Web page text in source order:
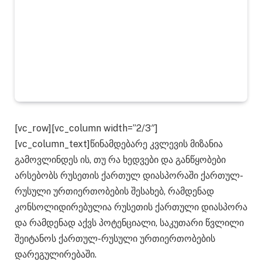
[vc_row][vc_column width=”2/3″]
[vc_column_text]წინამდებარე კვლევის მიზანია
გამოვლინდეს ის, თუ რა ხედვები და განწყობები
არსებობს რუსეთის ქართულ დიასპორაში ქართულ-
რუსული ურთიერთობების შესახებ, რამდენად
კონსოლიდირებულია რუსეთის ქართული დიასპორა
და რამდენად აქვს პოტენციალი, საკუთარი წვლილი
შეიტანოს ქართულ-რუსული ურთიერთობების
დარეგულირებაში.